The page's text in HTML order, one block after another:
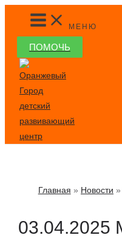
Перейти
содержимому
MAIN
MENU
МЕНЮ
ПОМОЧЬ
Главная Новости
03.04.2025